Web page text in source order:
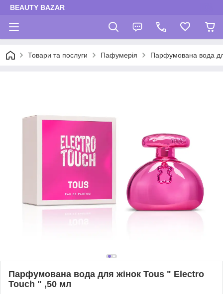
BEAUTY BAZAR
Товари та послуги Пафумерія Парфумована вода
Парфумована вода для жінок Tous " Electro
Touch " ,50 мл